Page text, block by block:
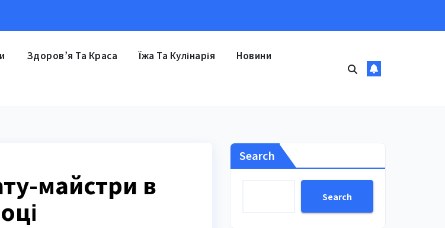
Здоров’я Та Краса Їжа Та Кулінарія Новини
майстри в
Search
Search